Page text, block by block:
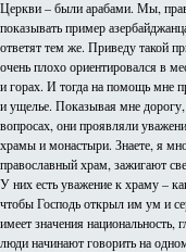
Церкви – были арабами. Мы,
показывать пример
ответят тем же. Приведу такой
очень плохо ориентировался в
и горах. И тогда на помощь мне
и ущелье. Показывая мне
вопросах, они проявляли
храмы и монастыри. Знаете, я
православный храм, зажигают
У них есть уважение к храму –
чтобы Господь открыл им ум и
имеет значения национальность,
люди начинают говорить на